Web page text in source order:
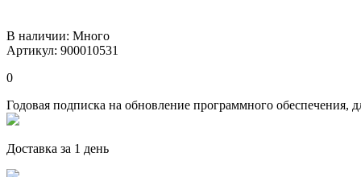
В наличии: Много
Артикул: 900010531
0
Годовая подписка на обновление программного обеспечения,
Доставка за 1 день